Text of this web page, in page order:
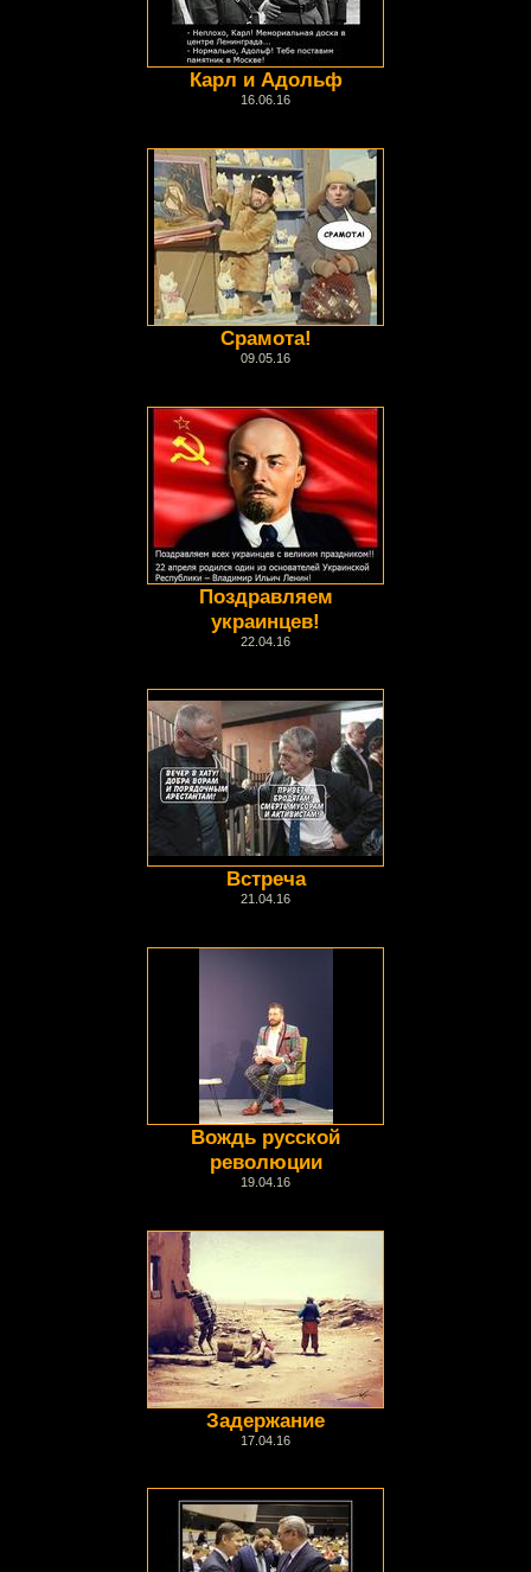
Карл и Адольф
16.06.16
Срамота!
09.05.16
Поздравляем
украинцев!
22.04.16
Встреча
21.04.16
Вождь русской
революции
19.04.16
Задержание
17.04.16